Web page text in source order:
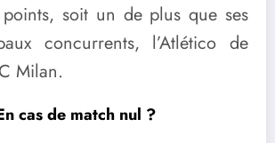
soit un de plus que ses
concurrents, l’Atlético de
Milan.
cas de match nul ?